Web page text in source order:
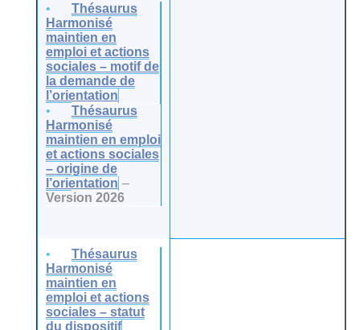
Thésaurus
Harmonisé
maintien en
emploi et actions
sociales – motif de
la demande de
l’orientation
Thésaurus
Harmonisé
maintien en emploi
et actions sociales
– origine de
l’orientation –
Version 2026
Thésaurus
Harmonisé
maintien en
emploi et actions
sociales – statut
du dispositif